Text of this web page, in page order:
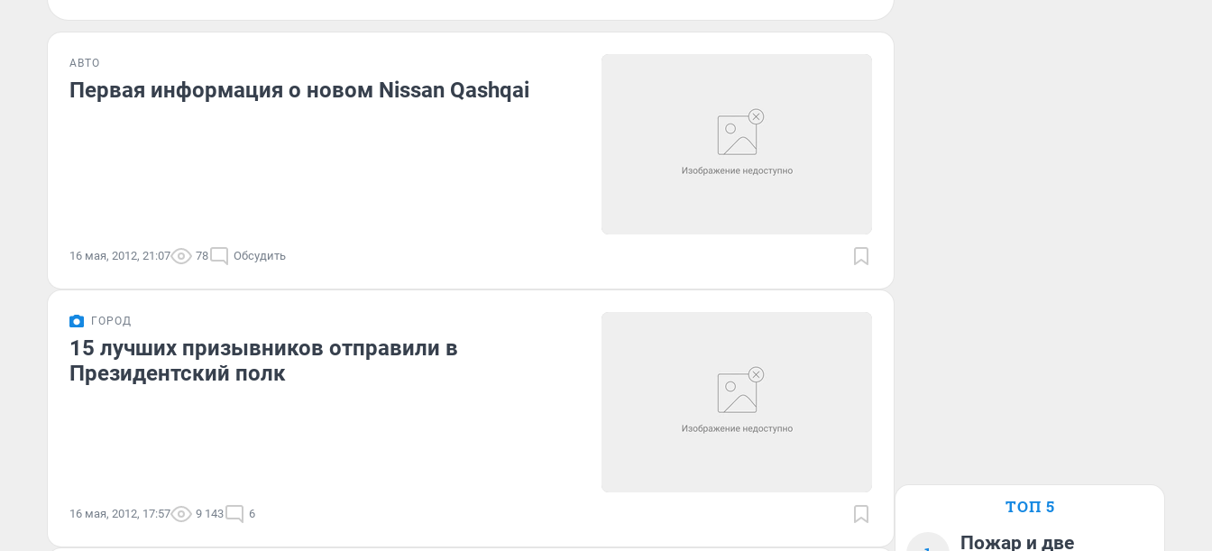
АВТО
Первая информация о новом Nissan Qashqai
16 мая, 2012, 21:07 78 Обсудить
ГОРОД
15 лучших призывников отправили в
Президентский полк
16 мая, 2012, 17:57 9 143 6 ТОП 5
Пожар и две